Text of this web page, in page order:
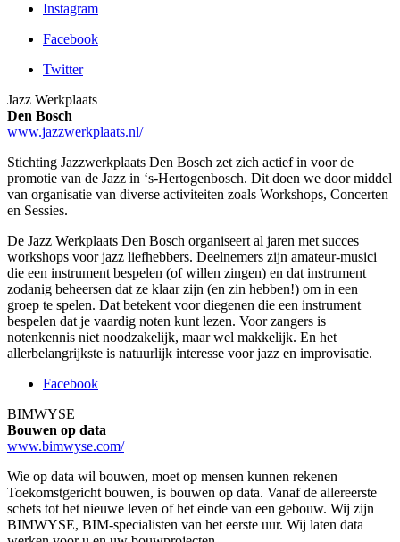
Instagram
Facebook
Twitter
Jazz Werkplaats
Den Bosch
www.jazzwerkplaats.nl/
Stichting Jazzwerkplaats Den Bosch zet zich actief in voor de
promotie van de Jazz in ‘s-Hertogenbosch. Dit doen we door middel
van organisatie van diverse activiteiten zoals Workshops, Concerten
en Sessies.
De Jazz Werkplaats Den Bosch organiseert al jaren met succes
workshops voor jazz liefhebbers. Deelnemers zijn amateur-musici
die een instrument bespelen (of willen zingen) en dat instrument
zodanig beheersen dat ze klaar zijn (en zin hebben!) om in een
groep te spelen. Dat betekent voor diegenen die een instrument
bespelen dat je vaardig noten kunt lezen. Voor zangers is
notenkennis niet noodzakelijk, maar wel makkelijk. En het
allerbelangrijkste is natuurlijk interesse voor jazz en improvisatie.
Facebook
BIMWYSE
Bouwen op data
www.bimwyse.com/
Wie op data wil bouwen, moet op mensen kunnen rekenen
Toekomstgericht bouwen, is bouwen op data. Vanaf de allereerste
schets tot het nieuwe leven of het einde van een gebouw. Wij zijn
BIMWYSE, BIM-specialisten van het eerste uur. Wij laten data